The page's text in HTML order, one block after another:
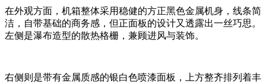
在外观方面，机箱整体采用稳健的方正黑色金属机身，线条简
洁，自带基础的商务感，但正面板的设计又透露出一丝巧思。
左侧是瀑布造型的散热格栅，兼顾进风与装饰。
右侧则是带有金属质感的银白色喷漆面板，上方整齐排列着丰